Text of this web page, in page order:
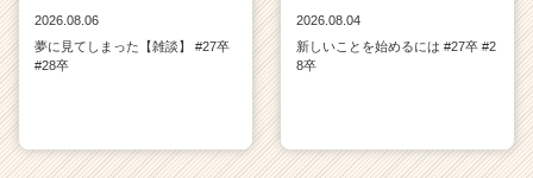
2026.08.06
夢に見てしまった【雑談】 #27卒
#28卒
2026.08.04
新しいことを始めるには #27卒 #2
8卒